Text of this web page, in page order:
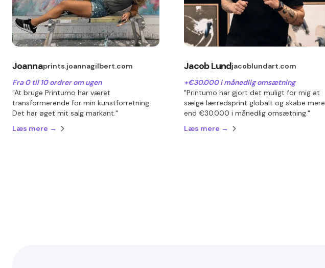
Joannaprints.joannagilbert.com
Fra 0 til 10 ordrer om ugen
"At bruge Printumo har været
transformerende for min kunstforretning.
Det har øget mit salg markant."
Læs mere →
Jacob Lundjacoblundart.com
+€30.000 i månedlig omsætning
"Printumo har gjort det muligt for mig at
sælge lærredsprint globalt og skabe mere
end €30.000 i månedlig omsætning."
Læs mere →